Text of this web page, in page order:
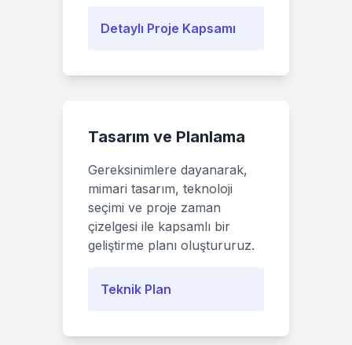
Detaylı Proje Kapsamı
Tasarım ve Planlama
Gereksinimlere dayanarak,
mimari tasarım, teknoloji
seçimi ve proje zaman
çizelgesi ile kapsamlı bir
geliştirme planı oluştururuz.
Teknik Plan